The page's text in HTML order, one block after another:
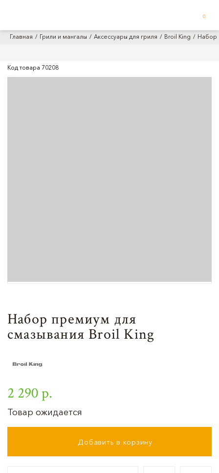
0
Главная Грили и мангалы Аксессуары для гриля Broil King Набор
Код товара 70208
Набор премиум для
смазывания Broil King
2 290 р.
Товар ожидается
Добавить в корзину